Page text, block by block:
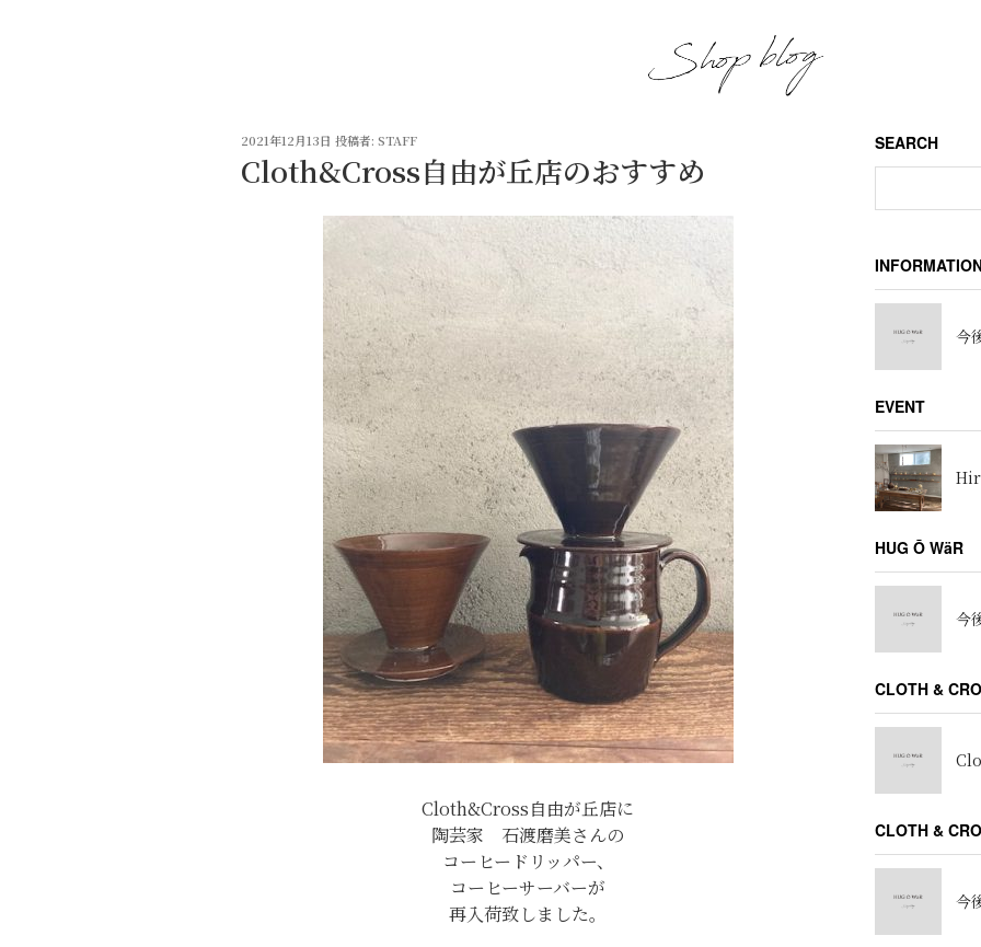
投
日:
2021年12月13日 投稿者: STAFF
Cloth&Cross自由が丘店のおすすめ
Cloth&Cross自由が丘店に
陶芸家 石渡磨美さんの
コーヒードリッパー、
コーヒーサーバーが
再入荷致しました。
SEARCH
今
EVENT
HUG Ō WäR
今
CLOTH &
CLOTH &
今